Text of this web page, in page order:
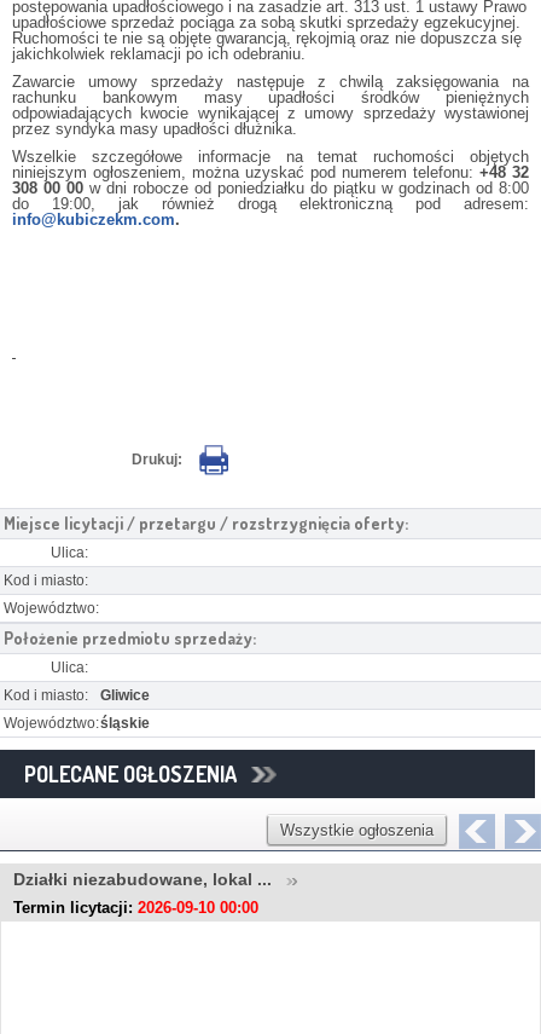
postępowania upadłościowego i na zasadzie art. 313 ust. 1 ustawy Prawo
upadłościowe sprzedaż pociąga za sobą skutki sprzedaży egzekucyjnej.
Ruchomości te nie są objęte gwarancją, rękojmią oraz nie dopuszcza się
jakichkolwiek reklamacji po ich odebraniu.
Zawarcie umowy sprzedaży następuje z chwilą zaksięgowania na
rachunku bankowym masy upadłości środków pieniężnych
odpowiadających kwocie wynikającej z umowy sprzedaży wystawionej
przez syndyka masy upadłości dłużnika.
Wszelkie szczegółowe informacje na temat ruchomości objętych
niniejszym ogłoszeniem, można uzyskać pod numerem telefonu: +48 32
308 00 00 w dni robocze od poniedziałku do piątku w godzinach od 8:00
do 19:00, jak również drogą elektroniczną pod adresem:
info@kubiczekm.com.
Drukuj:
Miejsce licytacji / przetargu / rozstrzygnięcia oferty:
Ulica:
Kod i miasto:
Województwo:
Położenie przedmiotu sprzedaży:
Ulica:
Kod i miasto:
Gliwice
Województwo:śląskie
POLECANE OGŁOSZENIA
Wszystkie ogłoszenia
Działki niezabudowane, lokal ...
Termin licytacji: 2026-09-10 00:00